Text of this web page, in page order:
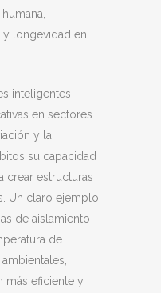
longevidad en
inteligentes
en sectores
y la
su capacidad
crear estructuras
Un claro ejemplo
de aislamiento
de
más eficiente y